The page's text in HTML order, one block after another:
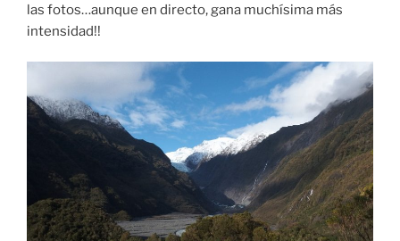
las fotos…aunque en directo, gana muchísima más
intensidad!!